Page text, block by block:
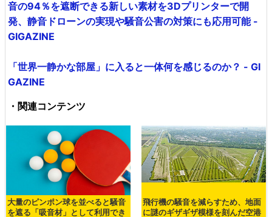
音の94％を遮断できる新しい素材を3Dプリンターで開
発、静音ドローンの実現や騒音公害の対策にも応用可能 -
GIGAZINE
「世界一静かな部屋」に入ると一体何を感じるのか？ - GI
GAZINE
・関連コンテンツ
大量のピンポン球を並べると騒音
を遮る「吸音材」として利用でき
飛行機の騒音を減らすため、地面
に謎のギザギザ模様を刻んだ空港